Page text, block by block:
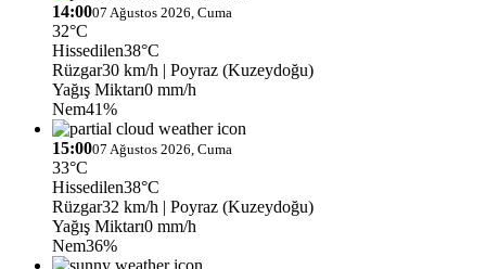
14:0007 Ağustos 2026, Cuma
32°C
Hissedilen38°C
Rüzgar30 km/h | Poyraz (Kuzeydoğu)
Yağış Miktarı0 mm/h
Nem41%
15:0007 Ağustos 2026, Cuma
33°C
Hissedilen38°C
Rüzgar32 km/h | Poyraz (Kuzeydoğu)
Yağış Miktarı0 mm/h
Nem36%